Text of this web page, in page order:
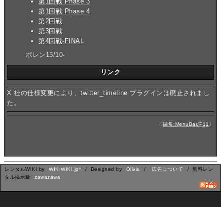
第1回戦 Phase 4
第2回戦
第3回戦
第4回戦-FINAL
ポレン15/10-
リンク
X 社の仕様変更により、twitter_timeline プラグインは廃止されまし
た。
〔編集:MenuBar/P11 〕
レンタルWIKI by WIKIWIKI.jp* / Designed by Olivia / 広告について
/ 無料レン
タル掲示板
zawazawa